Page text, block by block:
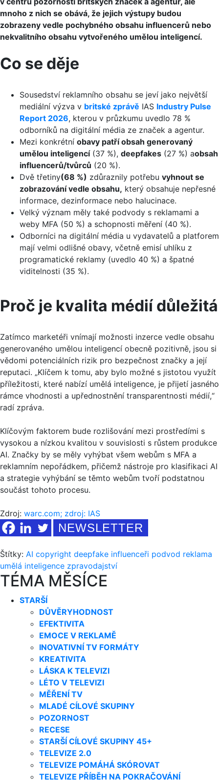
mnoho z nich se obává, že jejich výstupy budou
zobrazeny vedle pochybného obsahu influencerů nebo
nekvalitního obsahu vytvořeného umělou inteligencí.
Co se děje
Sousedství reklamního obsahu se jeví jako největší
mediální výzva v britské zprávě IAS Industry Pulse
Report 2026, kterou v průzkumu uvedlo 78 %
odborníků na digitální média ze značek a agentur.
Mezi konkrétní obavy patří obsah generovaný
umělou inteligencí(37 %), deepfakes (27 %) aobsah
influencerů/tvůrců (20 %).
Dvě třetiny(68 %) zdůraznily potřebu vyhnout se
zobrazování vedle obsahu, který obsahuje nepřesné
informace, dezinformace nebo halucinace.
Velký význam měly také podvody s reklamami a
weby MFA (50 %) a schopnosti měření (40 %).
Odborníci na digitální média u vydavatelů a platforem
mají velmi odlišné obavy, včetně emisí uhlíku z
programatické reklamy (uvedlo 40 %) a špatné
viditelnosti (35 %).
Proč je kvalita médií důležitá
Zatímco marketéři vnímají možnosti inzerce vedle obsahu
generovaného umělou inteligencí obecně pozitivně, jsou si
vědomi potenciálních rizik pro bezpečnost značky a její
reputaci. „Klíčem k tomu, aby bylo možné s jistotou využít
příležitosti, které nabízí umělá inteligence, je přijetí jasného
rámce vhodnosti a upřednostnění transparentnosti médií,“
radí zpráva.
Klíčovým faktorem bude rozlišování mezi prostředími s
vysokou a nízkou kvalitou v souvislosti s růstem produkce
AI. Značky by se měly vyhýbat všem webům s MFA a
reklamním nepořádkem, přičemž nástroje pro klasifikaci AI
a strategie vyhýbání se těmto webům tvoří podstatnou
součást tohoto procesu.
Zdroj: warc.com; zdroj: IAS
NEWSLETTER
Štítky: AI copyright deepfake influenceři podvod reklama
umělá inteligence zpravodajství
TÉMA MĚSÍCE
STARŠÍ
DŮVĚRYHODNOST
EFEKTIVITA
EMOCE V REKLAMĚ
INOVATIVNÍ TV FORMÁTY
KREATIVITA
LÁSKA K TELEVIZI
LÉTO V TELEVIZI
MĚŘENÍ TV
MLADÉ CÍLOVÉ SKUPINY
POZORNOST
RECESE
STARŠÍ CÍLOVÉ SKUPINY 45+
TELEVIZE 2.0
TELEVIZE POMÁHÁ SKÓROVAT
TELEVIZE PŘÍBĚH NA POKRAČOVÁNÍ